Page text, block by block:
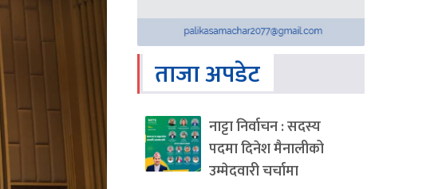
ताजा अपडेट
नाट्टा निर्वाचन : सदस्य
पदमा दिनेश मैनालीको
उम्मेदवारी चर्चामा